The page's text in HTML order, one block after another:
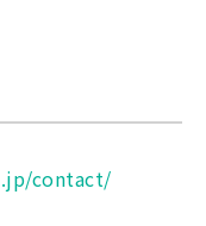
contact/